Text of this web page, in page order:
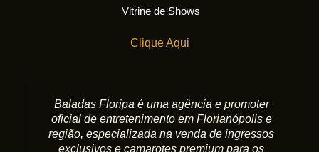
Vitrine de Shows
Clique Aqui
Baladas Floripa é uma agência e promoter
oficial de entretenimento em Florianópolis e
região, especializada na venda de ingressos
exclusivos e camarotes premium para os